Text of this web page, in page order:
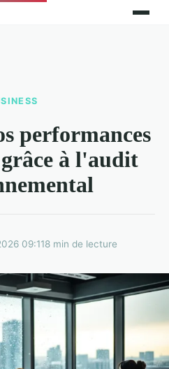
performances
à l'audit
09:118 min de lecture